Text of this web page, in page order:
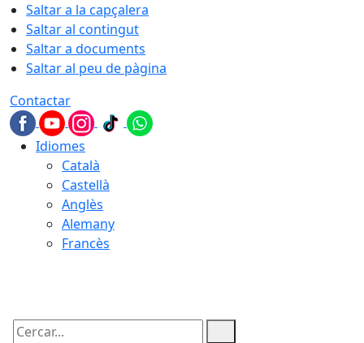
Saltar a la capçalera
Saltar al contingut
Saltar a documents
Saltar al peu de pàgina
Contactar
Idiomes
Català
Castellà
Anglès
Alemany
Francès